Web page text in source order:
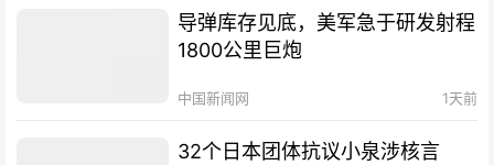
导弹库存见底，美军急于研发射程
1800公里巨炮
中国新闻网 1天前
32个日本团体抗议小泉涉核言